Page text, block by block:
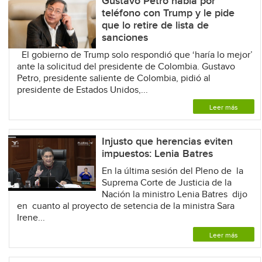
teléfono con Trump y le pide
que lo retire de lista de
sanciones
El gobierno de Trump solo respondió que ‘haría lo mejor’
ante la solicitud del presidente de Colombia. Gustavo
Petro, presidente saliente de Colombia, pidió al
presidente de Estados Unidos,...
Leer más
Injusto que herencias eviten
impuestos: Lenia Batres
En la última sesión del Pleno de la
Suprema Corte de Justicia de la
Nación la ministro Lenia Batres dijo
en cuanto al proyecto de setencia de la ministra Sara
Irene...
Leer más